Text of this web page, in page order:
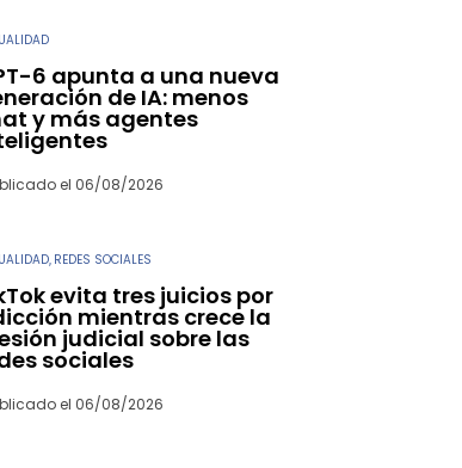
6 apunta a una nueva
de IA: menos
y más agentes
el 06/08/2026
REDES SOCIALES
evita tres juicios por
mientras crece la
judicial sobre las
sociales
el 06/08/2026